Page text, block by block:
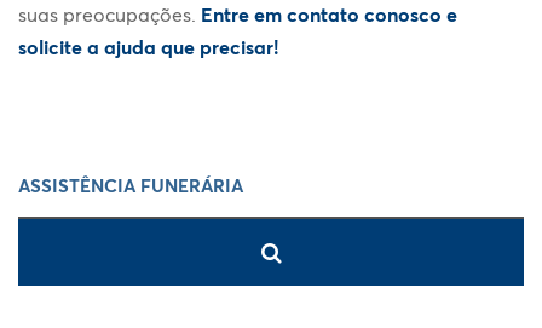
suas preocupações. Entre em contato conosco e
solicite a ajuda que precisar!